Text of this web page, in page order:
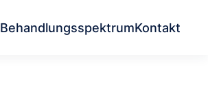
BehandlungsspektrumKontakt